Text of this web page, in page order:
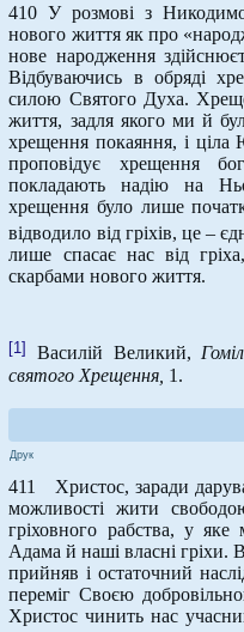
410 У розмові з
нового життя як про
нове народження
Відбуваючись в обряді
силою Святого Духа.
життя, задля якого ми й
хрещення покаяння, і ціла
проповідує хрещення
покладають надію на
хрещення було лише
відводило від гріхів, це –
лише спасає нас від
скарбами нового життя.
[1] Василій Великий,
святого Хрещення, 1.
Друк
411 Христос, заради
можливості жити
гріховного рабства, у яке
Адама й наші власні гріхи.
прийняв і остаточний
переміг Своєю
Христос чинить нас